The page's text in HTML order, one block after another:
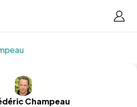
Champeau